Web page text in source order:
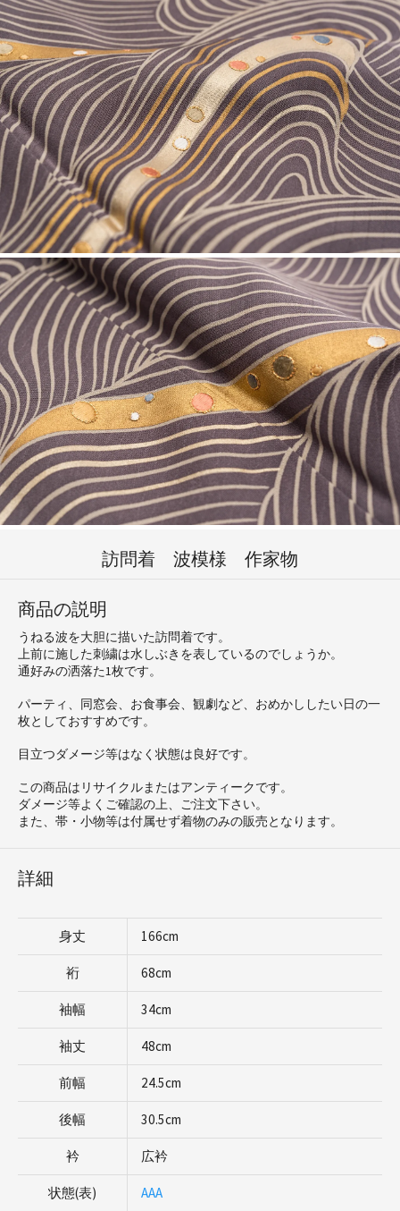
訪問着 波模様 作家物
商品の説明
うねる波を大胆に描いた訪問着です。
上前に施した刺繍は水しぶきを表しているのでしょうか。
通好みの洒落た1枚です。
パーティ、同窓会、お食事会、観劇など、おめかししたい日の一
枚としておすすめです。
目立つダメージ等はなく状態は良好です。
この商品はリサイクルまたはアンティークです。
ダメージ等よくご確認の上、ご注文下さい。
また、帯・小物等は付属せず着物のみの販売となります。
詳細
身丈 166cm
裄 68cm
袖幅 34cm
袖丈 48cm
前幅 24.5cm
後幅 30.5cm
衿 広衿
状態(表) AAA